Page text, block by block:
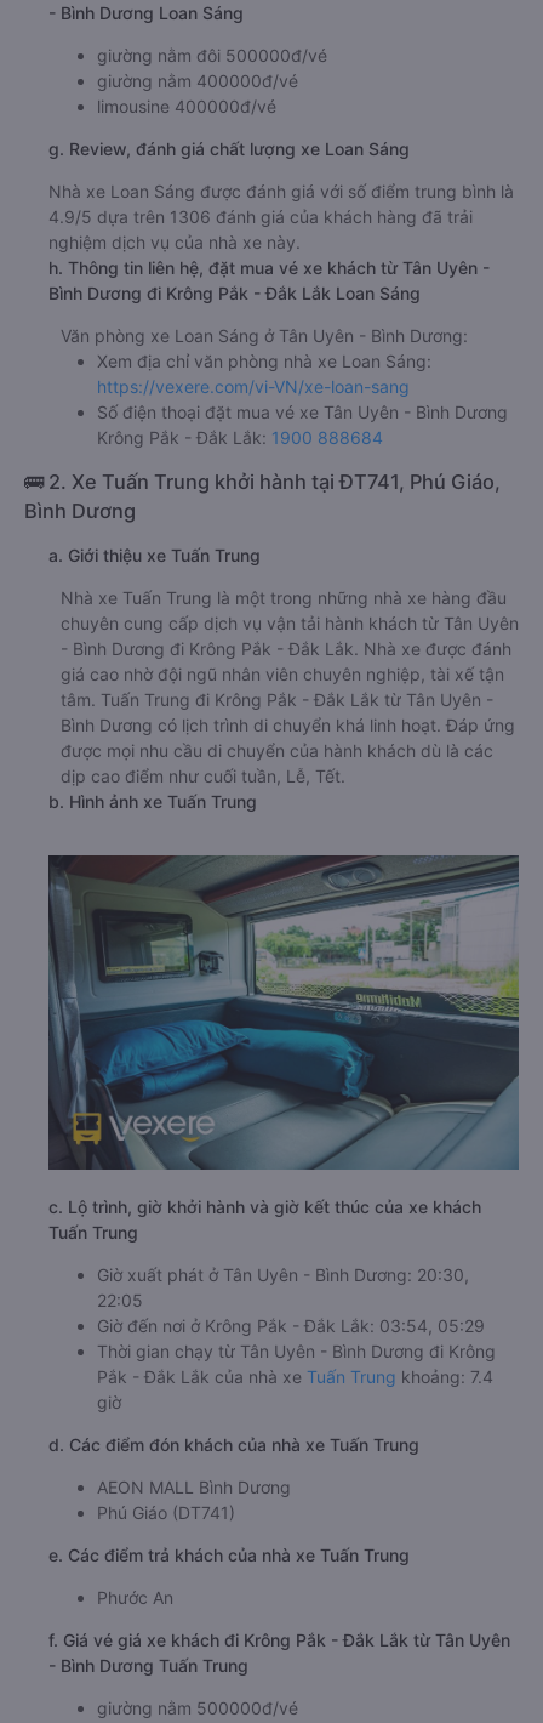
- Bình Dương Loan Sáng
giường nằm đôi 500000đ/vé
giường nằm 400000đ/vé
limousine 400000đ/vé
g. Review, đánh giá chất lượng xe Loan Sáng
Nhà xe Loan Sáng được đánh giá với số điểm trung bình là
4.9/5 dựa trên 1306 đánh giá của khách hàng đã trải
nghiệm dịch vụ của nhà xe này.
h. Thông tin liên hệ, đặt mua vé xe khách từ Tân Uyên -
Bình Dương đi Krông Pắk - Đắk Lắk Loan Sáng
Văn phòng xe Loan Sáng ở Tân Uyên - Bình Dương:
Xem địa chỉ văn phòng nhà xe Loan Sáng:
https://vexere.com/vi-VN/xe-loan-sang
Số điện thoại đặt mua vé xe Tân Uyên - Bình Dương
Krông Pắk - Đắk Lắk: 1900 888684
🚌 2. Xe Tuấn Trung khởi hành tại ĐT741, Phú Giáo,
Bình Dương
a. Giới thiệu xe Tuấn Trung
Nhà xe Tuấn Trung là một trong những nhà xe hàng đầu
chuyên cung cấp dịch vụ vận tải hành khách từ Tân Uyên
- Bình Dương đi Krông Pắk - Đắk Lắk. Nhà xe được đánh
giá cao nhờ đội ngũ nhân viên chuyên nghiệp, tài xế tận
tâm. Tuấn Trung đi Krông Pắk - Đắk Lắk từ Tân Uyên -
Bình Dương có lịch trình di chuyển khá linh hoạt. Đáp ứng
được mọi nhu cầu di chuyển của hành khách dù là các
dịp cao điểm như cuối tuần, Lễ, Tết.
b. Hình ảnh xe Tuấn Trung
c. Lộ trình, giờ khởi hành và giờ kết thúc của xe khách
Tuấn Trung
Giờ xuất phát ở Tân Uyên - Bình Dương: 20:30,
22:05
Giờ đến nơi ở Krông Pắk - Đắk Lắk: 03:54, 05:29
Thời gian chạy từ Tân Uyên - Bình Dương đi Krông
Pắk - Đắk Lắk của nhà xe Tuấn Trung khoảng: 7.4
giờ
d. Các điểm đón khách của nhà xe Tuấn Trung
AEON MALL Bình Dương
Phú Giáo (DT741)
e. Các điểm trả khách của nhà xe Tuấn Trung
Phước An
f. Giá vé giá xe khách đi Krông Pắk - Đắk Lắk từ Tân Uyên
- Bình Dương Tuấn Trung
giường nằm 500000đ/vé